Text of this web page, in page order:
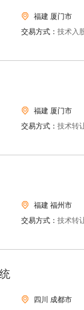
福建 厦门市
交易方式： 技术入
福建 厦门市
交易方式： 技术转
福建 福州市
交易方式： 技术转
四川 成都市